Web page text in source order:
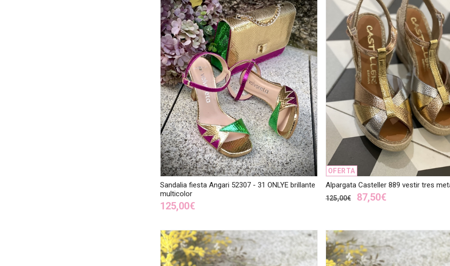
Sandalia fiesta Angari 52307 - 31 ONLYE brillante
multicolor
125,00€
OFERTA
Alpargata Casteller 889 vestir tres
125,00€ 87,50€